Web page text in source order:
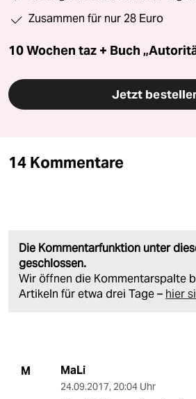
Zusammen für nur 28 Euro
10 Wochen taz + Buch
Jetzt
14 Kommentare
Die Kommentarfunktion unter
geschlossen.
Wir öffnen die Kommentarspalte
Artikeln für etwa drei Tage – hier
M MaLi
24.09.2017, 20:04 Uhr